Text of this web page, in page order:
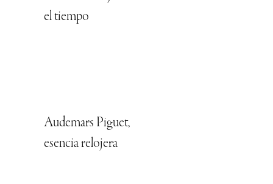
el tiempo
Audemars Piguet,
esencia relojera